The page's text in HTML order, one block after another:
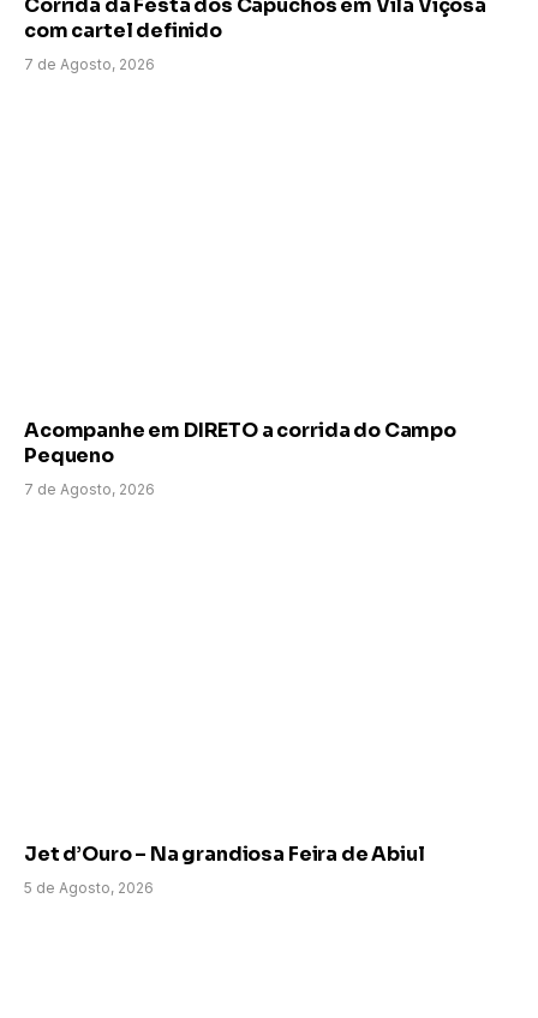
Corrida da Festa dos Capuchos em Vila Viçosa
com cartel definido
7 de Agosto, 2026
Acompanhe em DIRETO a corrida do Campo
Pequeno
7 de Agosto, 2026
Jet d’Ouro – Na grandiosa Feira de Abiul
5 de Agosto, 2026